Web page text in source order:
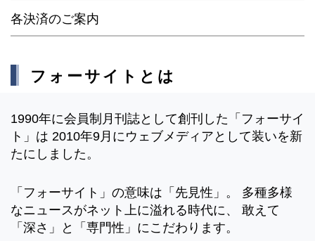
各決済のご案内
フォーサイトとは
1990年に会員制月刊誌として創刊した「フォーサイ
ト」は 2010年9月にウェブメディアとして装いを新
たにしました。
「フォーサイト」の意味は「先見性」。 多種多様
なニュースがネット上に溢れる時代に、 敢えて
「深さ」と「専門性」にこだわります。